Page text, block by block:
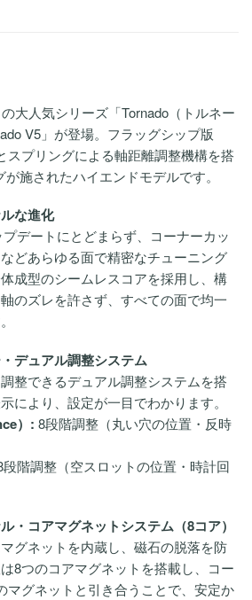
大人気シリーズ「Tornado（トルネー
V5」が登場。フラッグシップ版
スプリングによる軸距離調整機構を搭
施されたハイエンドモデルです。
な進化
デートにとどまらず、コーナーカッ
どあらゆる面で精密なチューニング
成型のシームレスコアを採用し、構
のズレを許さず、すべての面で均一
デュアル調整システム
整できるデュアル調整システムを搭
により、設定が一目でわかります。
）: 8段階調整（丸い穴の位置・反時
段階調整（空スロットの位置・時計回
・コアマグネットシステム（8コア）
グネットを内蔵し、磁石の脱落を防
8つのコアマグネットを搭載し、コー
マグネットと引き合うことで、安定か